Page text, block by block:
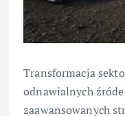
Transformacja
odnawialnych
zaawansowanych